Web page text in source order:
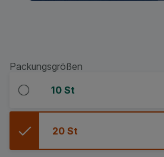
Packungsgrößen
10 St
20 St